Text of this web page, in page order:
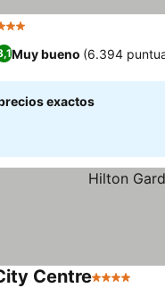
Muy bueno (6.394
exactos
Centre4 Estrellas